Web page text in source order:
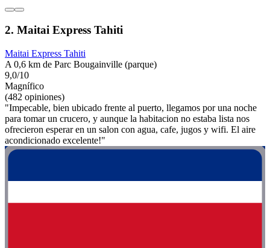
2. Maitai Express Tahiti
Maitai Express Tahiti
A 0,6 km de Parc Bougainville (parque)
9,0/10
Magnífico
(482 opiniones)
"Impecable, bien ubicado frente al puerto, llegamos por una noche
para tomar un crucero, y aunque la habitacion no estaba lista nos
ofrecieron esperar en un salon con agua, cafe, jugos y wifi. El aire
acondicionado excelente!"